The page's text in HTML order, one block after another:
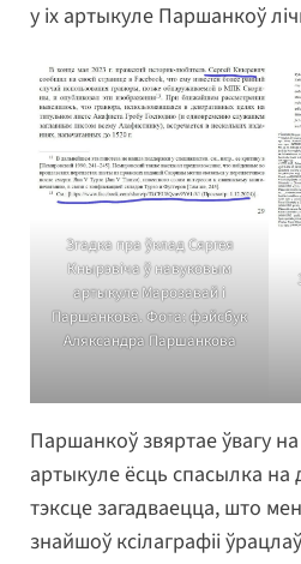
у іх артыкуле Паршанкоў
Згадка пра ўклад Сяргея
Кнырэвіча ў навуковым
артыкуле Марозавай і
Паршанкова. Фота: фэйсбук
Аляксандра Паршанкова
Паршанкоў звяртае ўвагу на
артыкуле ёсць спасылка на
тэксце загадваецца, што
знайшоў ксілаграфіі